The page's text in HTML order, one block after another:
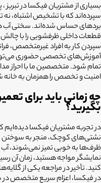
بسیاری از مشتریان فیکسا در تبریز
سپرده‌اند که با تشخیص اشتباه، نه
بردهای حساس شده‌اند. سختی آب در
قطعات داخلی ظرفشویی را با
سپردن کار به افراد غیرمتخصص،
آموزش‌های تخصصی حضوری
تمام شود. متخصصین ما با احراز
امنیت و تخصص را همزمان به خانه
چه زمانی باید برای
بگیرید؟
در تجربه مشتریان فیکسا دیده‌ایم
نشتی‌های کوچک، منجر به سوختن
ظرف‌ها به خوبی تمیز نمی‌شوند، آب
نمایشگر مواجه هستید، زمان آن
کنید. تأخیر در مراجعه یکی از
در فیکسا، اعزام سریع متخصص